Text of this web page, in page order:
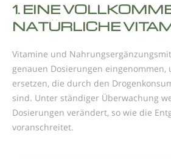
1. EINE
NATÜRLICHE
Vitamine und
genauen Dosierungen
ersetzen, die durch den
sind. Unter ständiger Überwachung
Dosierungen verändert, so wie die
voranschreitet.